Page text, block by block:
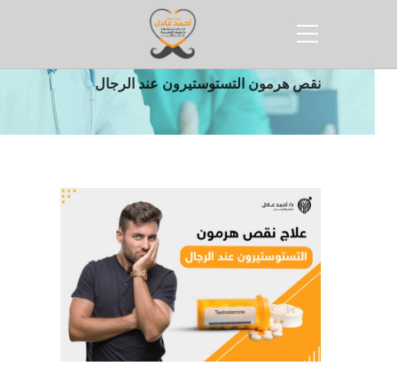
أنجح طرق علاج
نقص هرمون التستوستيرون عند الرجال